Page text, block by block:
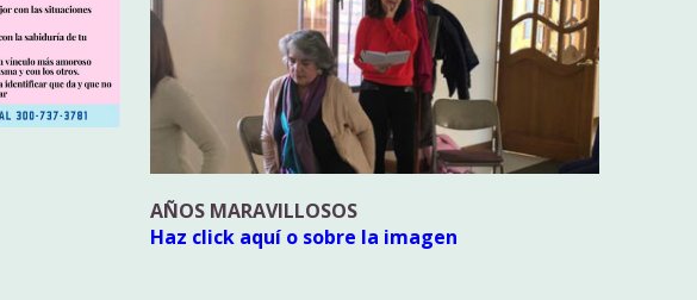
AÑOS MARAVILLOSOS
Haz click aquí o sobre la imagen